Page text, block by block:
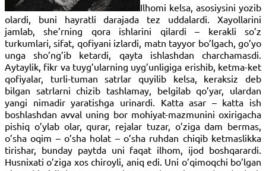
Ilhomi kelsa, asosiysini yozib
olardi, buni hayratli darajada tez uddalardi. Xayollarini
jamlab, she’rning qora ishlarini qilardi – kerakli so’z
turkumlari, sifat, qofiyani izlardi, matn tayyor bo’lgach, go’yo
unga sho’ng’ib ketardi, qayta ishlashdan charchamasdi.
Aytaylik, fikr va tuyg’ularning uyg’unligiga erishib, ketma-ket
qofiyalar, turli-tuman satrlar quyilib kelsa, keraksiz deb
bilgan satrlarni chizib tashlamay, belgilab qo’yar, ulardan
yangi nimadir yaratishga urinardi. Katta asar – katta ish
boshlashdan avval uning bor mohiyat-mazmunini oxirigacha
pishiq o’ylab olar, qurar, rejalar tuzar, o’ziga dam bermas,
o’sha oqim – o’sha holat – o’sha ruhdan chiqib ketmaslikka
tirishar, bunday paytda uni faqat ilhom, ijod boshqarardi.
Husnixati o’ziga xos chiroyli, aniq edi. Uni o’qimoqchi bo’lgan